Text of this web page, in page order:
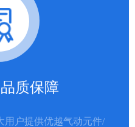
质保障
用户提供优越气动元件/